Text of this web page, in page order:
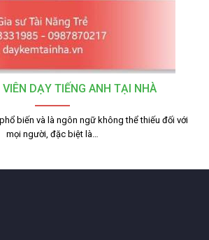
VIÊN DẠY TIẾNG ANH TẠI NHÀ
biến và là ngôn ngữ không thể thiếu đối với
mọi người, đặc biệt là…